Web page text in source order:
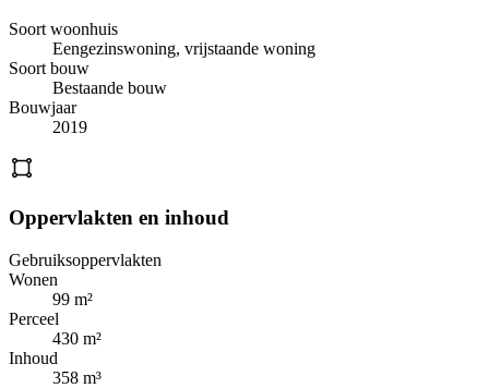
Soort woonhuis
Eengezinswoning, vrijstaande woning
Soort bouw
Bestaande bouw
Bouwjaar
2019
Oppervlakten en inhoud
Gebruiksoppervlakten
Wonen
99 m²
Perceel
430 m²
Inhoud
358 m³